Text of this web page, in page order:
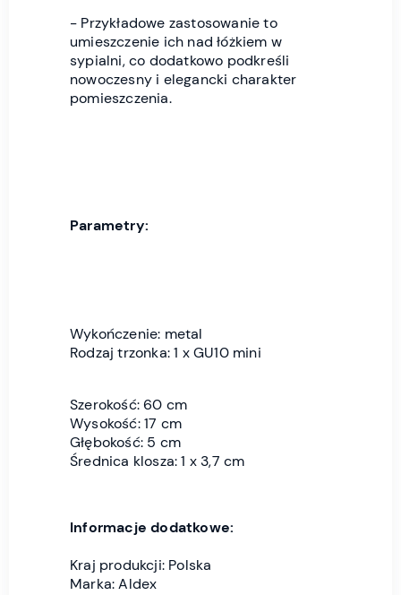
- Przykładowe zastosowanie to
umieszczenie ich nad łóżkiem w
sypialni, co dodatkowo podkreśli
nowoczesny i elegancki charakter
pomieszczenia.
Parametry:
Wykończenie: metal
Rodzaj trzonka: 1 x GU10 mini
Szerokość: 60 cm
Wysokość: 17 cm
Głębokość: 5 cm
Średnica klosza: 1 x 3,7 cm
Informacje dodatkowe:
Kraj produkcji: Polska
Marka: Aldex